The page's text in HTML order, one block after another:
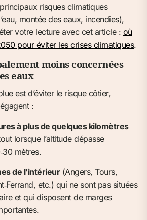
risques climatiques
montée des eaux, incendies),
votre lecture avec cet article : où
pour éviter les crises climatiques.
moins concernées
eaux
est d’éviter le risque côtier,
:
à plus de quelques kilomètres
lorsque l’altitude dépasse
mètres.
de l’intérieur(Angers, Tours,
etc.) qui ne sont pas situées
et qui disposent de marges